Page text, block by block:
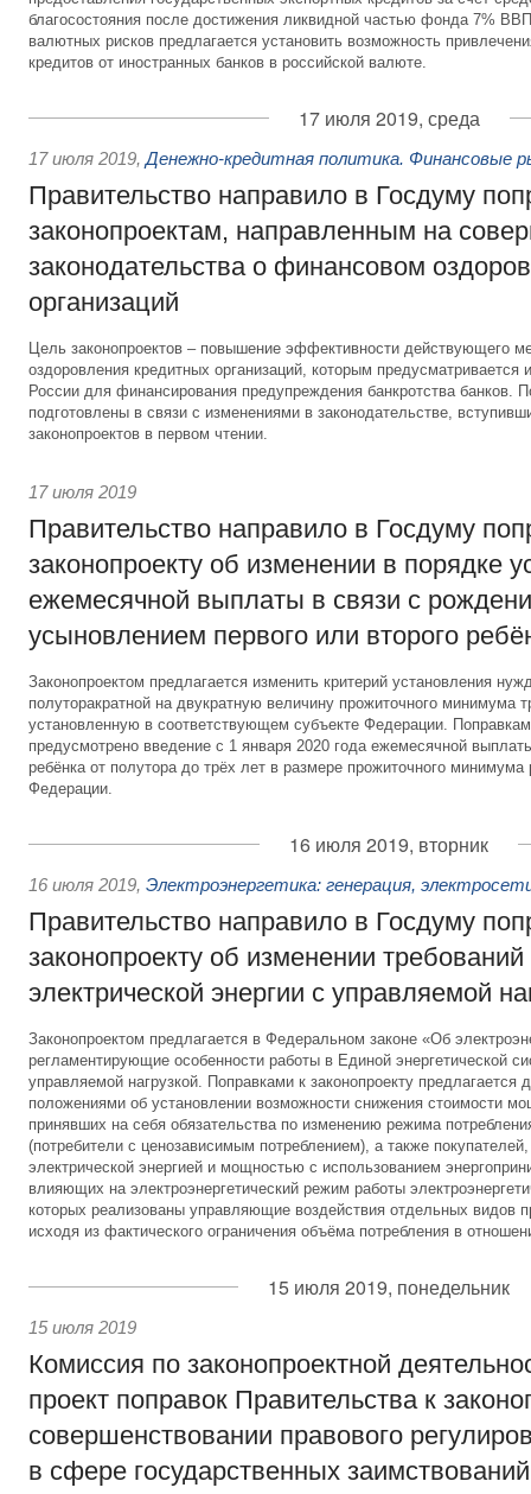
благосостояния после достижения ликвидной частью фонда 7%
валютных рисков предлагается установить возможность
кредитов от иностранных банков в российской валюте.
17 июля 2019, среда
17 июля 2019, Денежно-кредитная политика. Финансовые
Правительство направило в Госдуму
законопроектам, направленным на
законодательства о финансовом
организаций
Цель законопроектов – повышение эффективности действующего
оздоровления кредитных организаций, которым предусматривается
России для финансирования предупреждения банкротства банков.
подготовлены в связи с изменениями в законодательстве,
законопроектов в первом чтении.
17 июля 2019
Правительство направило в Госдуму
законопроекту об изменении в порядке
ежемесячной выплаты в связи с
усыновлением первого или второго
Законопроектом предлагается изменить критерий установления
полуторакратной на двукратную величину прожиточного минимума
установленную в соответствующем субъекте Федерации.
предусмотрено введение с 1 января 2020 года ежемесячной
ребёнка от полутора до трёх лет в размере прожиточного минимума
Федерации.
16 июля 2019, вторник
16 июля 2019, Электроэнергетика: генерация,
Правительство направило в Госдуму
законопроекту об изменении
электрической энергии с управляемой
Законопроектом предлагается в Федеральном законе «Об
регламентирующие особенности работы в Единой энергетической
управляемой нагрузкой. Поправками к законопроекту предлагается
положениями об установлении возможности снижения стоимости
принявших на себя обязательства по изменению режима
(потребители с ценозависимым потреблением), а также
электрической энергией и мощностью с использованием
влияющих на электроэнергетический режим работы
которых реализованы управляющие воздействия отдельных видов
исходя из фактического ограничения объёма потребления в
15 июля 2019, понедельник
15 июля 2019
Комиссия по законопроектной
проект поправок Правительства к
совершенствовании правового
в сфере государственных